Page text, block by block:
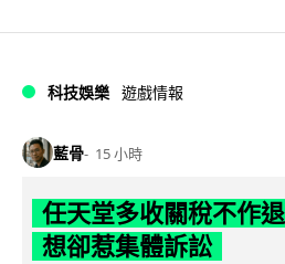
科技娛樂 遊戲情報
藍骨 15 小時
任天堂多收關稅不作
想卻惹集體訴訟